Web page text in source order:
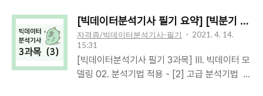
에 대해 더 잘 이해!① 구조화- 탐색: 숨겨진 관
계/패턴 찾음- 정보 전달 (실용적/과학적 측
면)② 시각화- 표현: 이야기 전달/표현/공감- 설
득 (추상적/예술적 측면)③ 시각표현 데이터 시
각화 유형: 시간/ 분포/ 관계/ 비교/ 공간 시각화
의 정확성일반화 가능성효율성예측과 분류의 정
확성데이터를 확장하여 적용할 수 있는가(안정
적인 결과를 제공하는가)적은 입력변수가 필요
할수록효율성이 높은 것으로 평가함정확성 측면
에서 평가함 모형 평가지표회귀 모형 (예측 모
[빅데이터분석기사 필기 요약] [빅분기 3
자격증/빅데이터분석기사-필기
2021. 4. 14.
15:31
[빅데이터분석기사 필기 3과목] III. 빅데이터 모
델링 02. 분석기법 적용 - [2] 고급 분석기법 범